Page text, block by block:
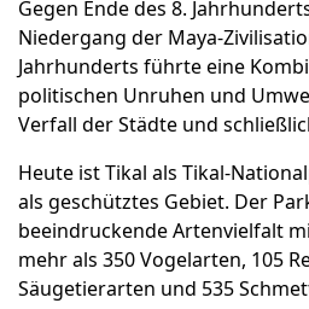
Gegen Ende des 8.
Niedergang der Maya-
Jahrhunderts führte eine
politischen Unruhen und
Verfall der Städte und
Heute ist Tikal als Tikal-
als geschütztes Gebiet. Der
beeindruckende Artenvielfalt
mehr als 350 Vogelarten, 105
Säugetierarten und 535